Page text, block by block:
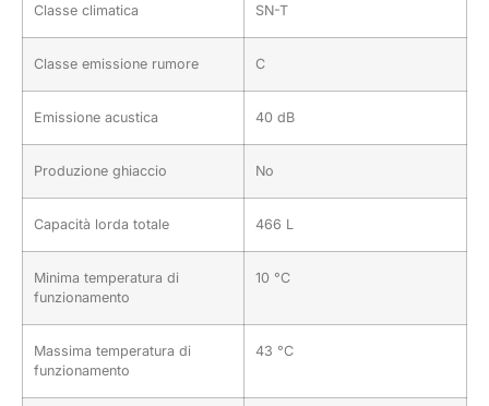
Classe climatica SN-T
Classe emissione rumore C
Emissione acustica 40 dB
Produzione ghiaccio No
Capacità lorda totale 466 L
Minima temperatura di
funzionamento
10 °C
Massima temperatura di
funzionamento
43 °C